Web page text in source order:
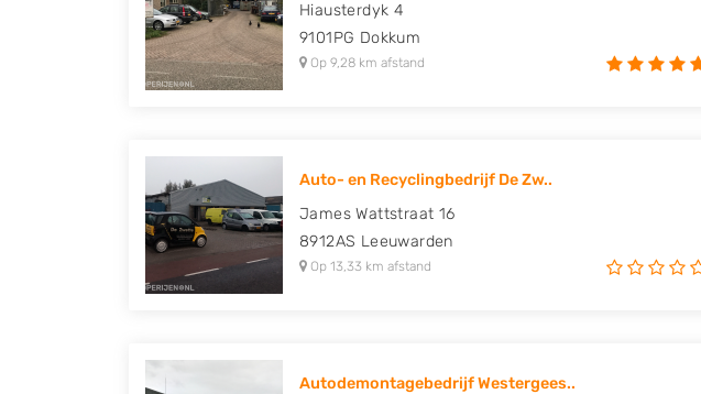
Volkswagen en Volvo.Hiausterdyk 4
9101PG Dokkum
Op 9,28 km afstand
Auto- en Recyclingbedrijf De Zw..
James Wattstraat 16
8912AS Leeuwarden
Op 13,33 km afstand
Autodemontagebedrijf Westergees..